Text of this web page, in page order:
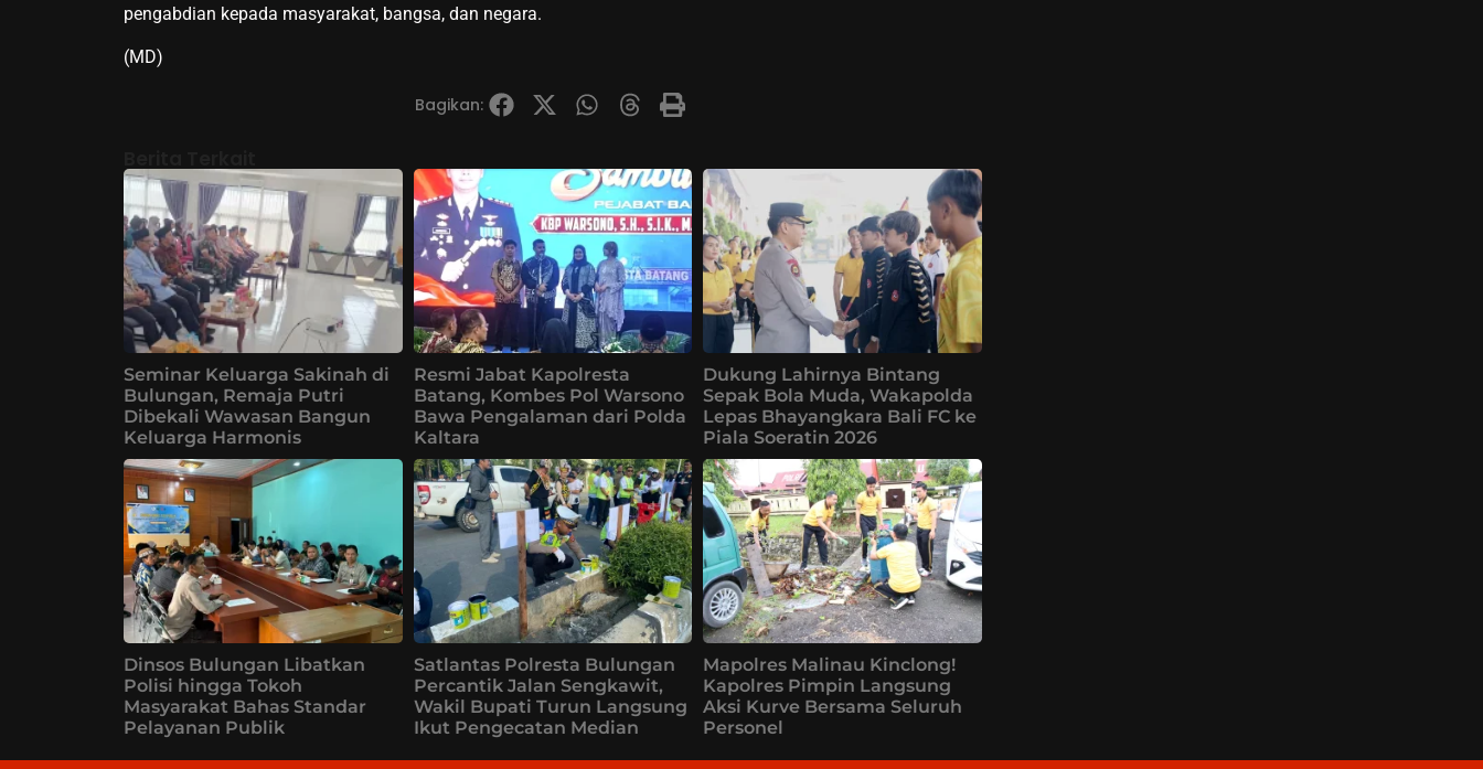
pengabdian kepada masyarakat, bangsa, dan negara.
(MD)
Bagikan:
Seminar Keluarga Sakinah di
Bulungan, Remaja Putri
Dibekali Wawasan Bangun
Keluarga Harmonis
Resmi Jabat Kapolresta
Batang, Kombes Pol Warsono
Bawa Pengalaman dari Polda
Kaltara
Dukung Lahirnya Bintang
Sepak Bola Muda, Wakapolda
Lepas Bhayangkara Bali FC ke
Piala Soeratin 2026
Dinsos Bulungan Libatkan
Polisi hingga Tokoh
Masyarakat Bahas Standar
Pelayanan Publik
Satlantas Polresta Bulungan
Percantik Jalan Sengkawit,
Wakil Bupati Turun Langsung
Ikut Pengecatan Median
Mapolres Malinau Kinclong!
Kapolres Pimpin Langsung
Aksi Kurve Bersama Seluruh
Personel